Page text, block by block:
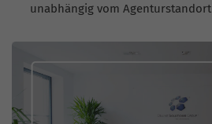
unabhängig vom Agenturstandort